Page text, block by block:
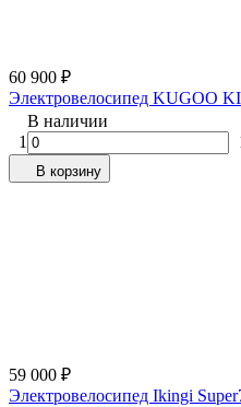
60 900 ₽
Электровелосипед KUGOO
В наличии
1
В корзину
59 000 ₽
Электровелосипед Ikingi